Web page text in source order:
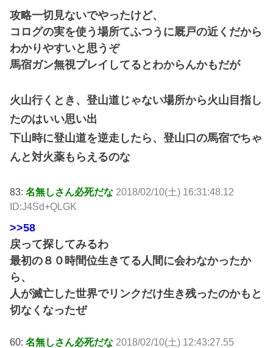
攻略一切見ないでやったけど、
コログの実を使う場所てふつうに厩戸の近くだから
わかりやすいと思うぞ
馬宿ガン無視プレイしてるとわからんかもだが
火山行くとき、登山道じゃない場所から火山目指し
たのはいい思い出
下山時に登山道を逆走したら、登山口の馬宿でちゃ
んと対火薬もらえるのな
83:名無しさん必死だな 2018/02/10(土) 16:31:48.12
ID:J4Sd+QLGK
>>58
戻って探してみるわ
最初の８０時間位生きてる人間に会わなかったか
ら、
人が滅亡した世界でリンクだけ生き残ったのかもと
切なくなったぜ
60:名無しさん必死だな 2018/02/10(土) 12:43:27.55